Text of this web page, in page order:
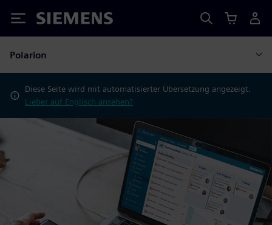
Siemens
Polarion
Diese Seite wird mit automatisierter Übersetzung angezeigt.
Lieber auf Englisch ansehen?